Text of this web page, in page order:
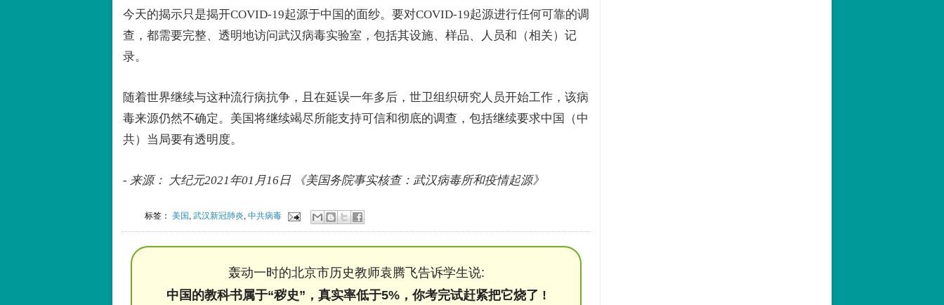
今天的揭示只是揭开COVID-19起源于中国的面纱。要对COVID-19起源进行任何可靠的调
查，都需要完整、透明地访问武汉病毒实验室，包括其设施、样品、人员和（相关）记
录。
随着世界继续与这种流行病抗争，且在延误一年多后，世卫组织研究人员开始工作，该病
毒来源仍然不确定。美国将继续竭尽所能支持可信和彻底的调查，包括继续要求中国（中
共）当局要有透明度。
- 来源： 大纪元2021年01月16日 《美国务院事实核查：武汉病毒所和疫情起源》
标签：美国 ,武汉新冠肺炎 ,中共病毒
轰动一时的北京市历史教师袁腾飞告诉学生说:
中国的教科书属于“秽史”，真实率低于5%，你考完试赶紧把它烧了 !